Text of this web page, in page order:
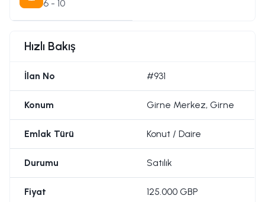
6 - 10
Hızlı Bakış
İlan No #931
Konum Girne Merkez, Girne
Emlak Türü Konut / Daire
Durumu Satılık
Fiyat 125.000 GBP